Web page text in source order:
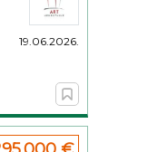
19.06.2026.